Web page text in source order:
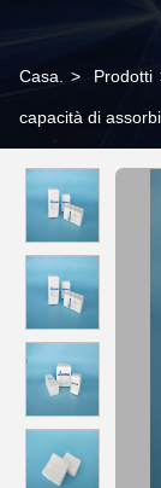
Casa. > Prodotti
capacità di